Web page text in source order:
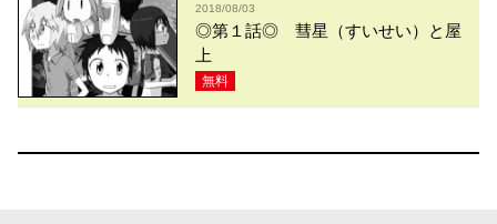
2018/08/03
◎第１話◎ 彗星（すいせい）と屋
上
無料